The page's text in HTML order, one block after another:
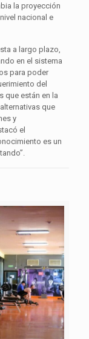
la proyección
nacional e
a largo plazo,
en el sistema
para poder
del
que están en la
que
y
el
es un